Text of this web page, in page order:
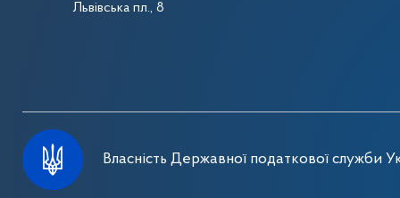
Львівська пл., 8
Власність Державної податкової служби